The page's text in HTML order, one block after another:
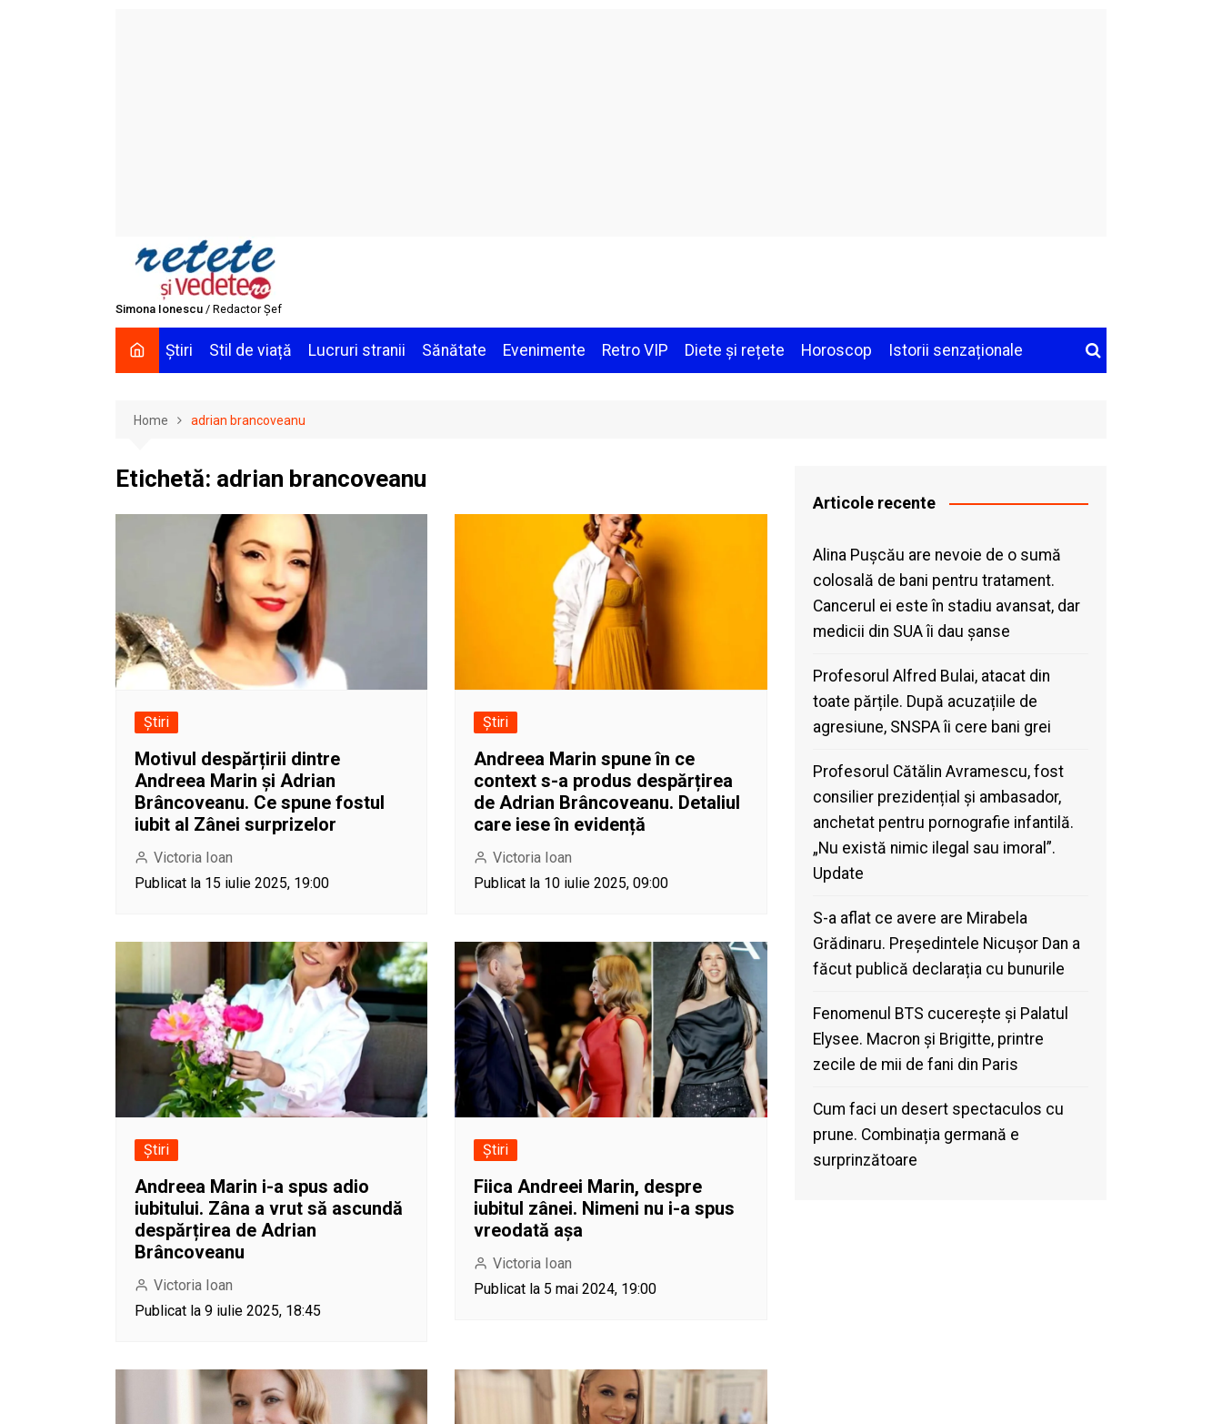
Simona Ionescu / Redactor Șef
Știri Stil de viață Lucruri stranii Sănătate Evenimente Retro VIP Diete și rețete Horoscop Istorii senzaționale
Home adrian brancoveanu
Etichetă: adrian brancoveanu
Știri
Motivul despărțirii dintre
Andreea Marin și Adrian
Brâncoveanu. Ce spune fostul
iubit al Zânei surprizelor
Victoria Ioan
Publicat la 15 iulie 2025, 19:00
Știri
Andreea Marin spune în ce
context s-a produs despărțirea
de Adrian Brâncoveanu. Detaliul
care iese în evidență
Victoria Ioan
Publicat la 10 iulie 2025, 09:00
Știri
Andreea Marin i-a spus adio
iubitului. Zâna a vrut să ascundă
despărțirea de Adrian
Brâncoveanu
Victoria Ioan
Publicat la 9 iulie 2025, 18:45
Știri
Fiica Andreei Marin, despre
iubitul zânei. Nimeni nu i-a spus
vreodată așa
Victoria Ioan
Publicat la 5 mai 2024, 19:00
Articole recente
Alina Pușcău are nevoie de o sumă
colosală de bani pentru tratament.
Cancerul ei este în stadiu avansat, dar
medicii din SUA îi dau șanse
Profesorul Alfred Bulai, atacat din
toate părțile. După acuzațiile de
agresiune, SNSPA îi cere bani grei
Profesorul Cătălin Avramescu, fost
consilier prezidențial și ambasador,
anchetat pentru pornografie infantilă.
„Nu există nimic ilegal sau imoral”.
Update
S-a aflat ce avere are Mirabela
Grădinaru. Președintele Nicușor Dan a
făcut publică declarația cu bunurile
Fenomenul BTS cucerește și Palatul
Elysee. Macron și Brigitte, printre
zecile de mii de fani din Paris
Cum faci un desert spectaculos cu
prune. Combinația germană e
surprinzătoare